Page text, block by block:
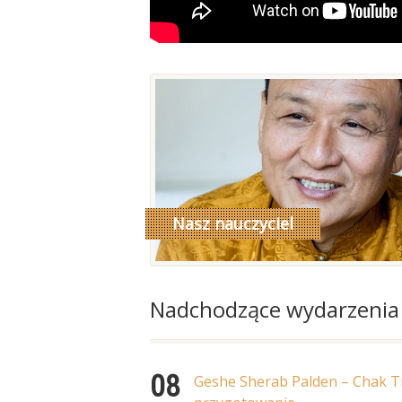
Nasz nauczyciel
read more
Nadchodzące wydarzenia
08
Geshe Sherab Palden – Chak